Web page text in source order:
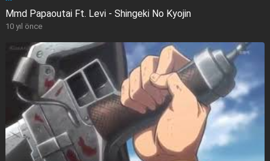
Mmd Papaoutai Ft. Levi - Shingeki No Kyojin
10 yıl önce